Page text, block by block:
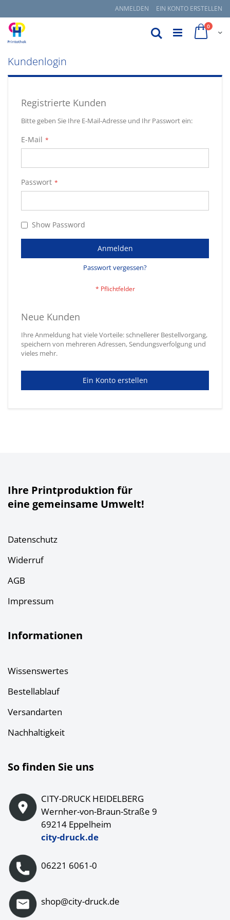
springen
ANMELDEN EIN KONTO ERSTELLEN
Cart
0items
Suche
Kundenlogin
Registrierte Kunden
Bitte geben Sie Ihre E-Mail-Adresse und Ihr Passwort ein:
E-Mail
Passwort
Show Password
Anmelden
Passwort vergessen?
Neue Kunden
Ihre Anmeldung hat viele Vorteile: schnellerer Bestellvorgang,
speichern von mehreren Adressen, Sendungsverfolgung und
vieles mehr.
Ein Konto erstellen
Ihre Printproduktion für
eine gemeinsame Umwelt!
Datenschutz
Widerruf
AGB
Impressum
Informationen
Wissenswertes
Bestellablauf
Versandarten
Nachhaltigkeit
So finden Sie uns
CITY-DRUCK HEIDELBERG
Wernher-von-Braun-Straße 9
69214 Eppelheim
city-druck.de
06221 6061-0
shop@city-druck.de